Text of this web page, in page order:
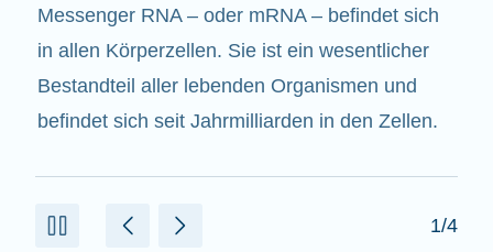
Wie der Name schon sagt, ist die mRNA ein
Bote. Sie interagiert mit anderen Komponenten
in den Zellen, die zur Bildung von Proteinen
beitragen.
2/4